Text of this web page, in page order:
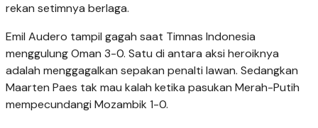
rekan setimnya berlaga.
Emil Audero tampil gagah saat Timnas Indonesia
menggulung Oman 3-0. Satu di antara aksi heroiknya
adalah menggagalkan sepakan penalti lawan. Sedangkan
Maarten Paes tak mau kalah ketika pasukan Merah-Putih
mempecundangi Mozambik 1-0.